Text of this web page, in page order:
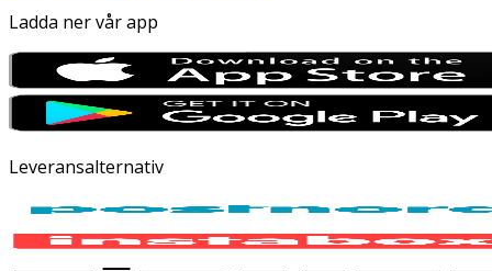
Ladda ner vår app
Leveransalternativ